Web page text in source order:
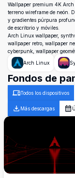
Wallpaper premium 4K
terreno wireframe de neón.
y gradientes púrpura
de escritorio y móviles.
Arch Linux wallpaper,
wallpaper retro, wallpaper
cyberpunk, wallpaper
Arch Linux
Fondos de
Todos los dispositivos
Más descargas